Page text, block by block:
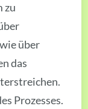
zu
über
das
Prozesses.